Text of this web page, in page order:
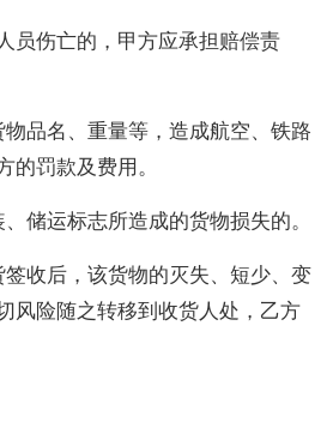
员伤亡的，甲方应承担赔偿责
品名、重量等，造成航空、铁路
的罚款及费用。
储运标志所造成的货物损失的。
收后，该货物的灭失、短少、变
风险随之转移到收货人处，乙方